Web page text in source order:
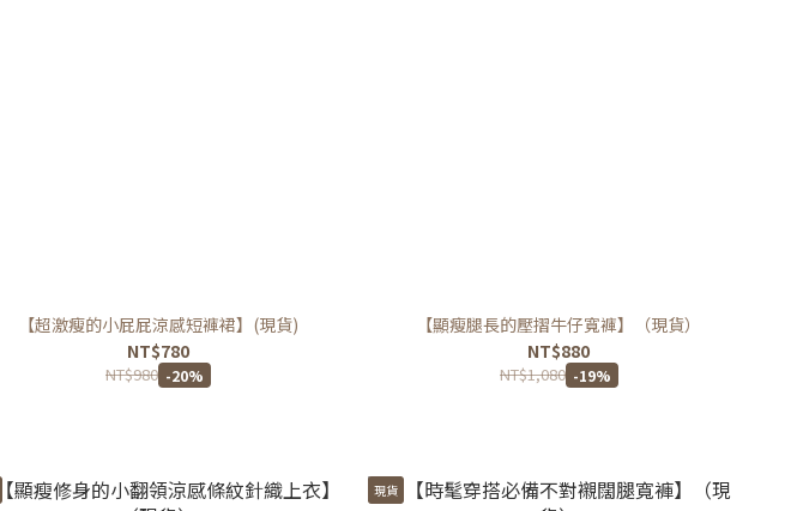
【超激瘦的小屁屁涼感短褲裙】(現貨)
NT$780
NT$980 -20%
【顯瘦腿長的壓摺牛仔寬褲】（現貨）
NT$880
NT$1,080 -19%
現貨